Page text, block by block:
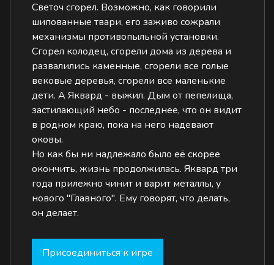
Светоч сгорел. Возможно, как говорили
шипованные твари, его заживо сожрали
механизмы противопыльной установки.
Сгорел колодец, сгорели дома из дерева и
развалились каменные, сгорели все голые
вековые деревья, сгорели все маленькие
дети. А Яквард - выжил. Дым от пепелища,
застилающий небо - последнее, что он видит
в родном краю, пока на него надевают
оковы.
Но как бы ни надлежало было её скорее
окончить, жизнь продолжилась. Яквард три
года прилежно чинит и варит металлы, у
нового "Главного". Ему говорят, что делать,
он делает.
Присоединиться к игре